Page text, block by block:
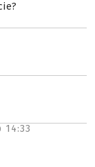
14:33